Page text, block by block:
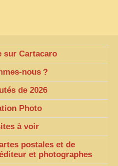
sur Cartacaro
nous ?
de 2026
Photo
à voir
postales et de
et photographes